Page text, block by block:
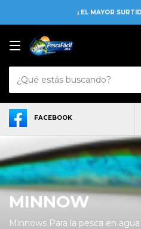
¡ EL MAYOR
FACEBOOK
MINNOW
Minnows Para la pesca en